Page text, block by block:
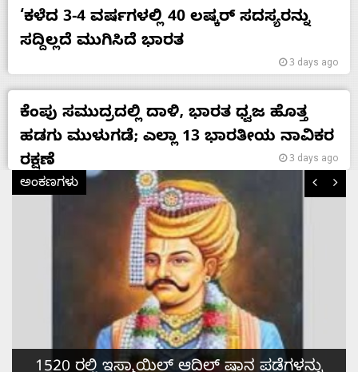
Home
About
Us
Advertise
‘ಕಳೆದ 3-4 ವರ್ಷಗಳಲ್ಲಿ 40 ಲಷ್ಕರ್ ಸದಸ್ಯರನ್ನು
ಸದ್ದಿಲ್ಲದೆ ಮುಗಿಸಿದೆ ಭಾರತ
3 days ago
ಕೆಂಪು ಸಮುದ್ರದಲ್ಲಿ ದಾಳಿ, ಭಾರತ ಧ್ವಜ ಹೊತ್ತ
ಹಡಗು ಮುಳುಗಡೆ; ಎಲ್ಲಾ 13 ಭಾರತೀಯ ನಾವಿಕರ
ರಕ್ಷಣೆ
3 days ago
ಅಂಕಣಗಳು
ಮೇಡಂ ಭಿಕಾಜಿ ಕಾಮಾ ಅವರ 1907 ರ ಐತಿಹಾಸಿಕ